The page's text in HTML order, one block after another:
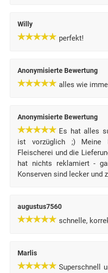
Willy
perfekt!
Anonymisierte Bewertung
alles wie
Anonymisierte Bewertung
Es hat alles
ist vorzüglich ;) Meine
Fleischerei und die
hat nichts reklamiert -
Konserven sind lecker und
augustus7560
schnelle,
Marlis
Superschnell